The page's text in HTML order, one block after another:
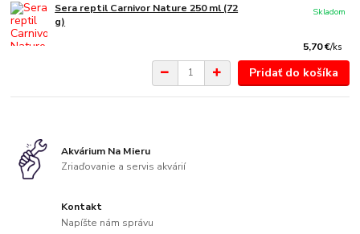
Sera reptil Carnivor Nature 250 ml (72
g)
5,70 €/ks
Skladom
Pridať do košíka
Akvárium Na Mieru
Zriaďovanie a servis akvárií
Kontakt
Napíšte nám správu